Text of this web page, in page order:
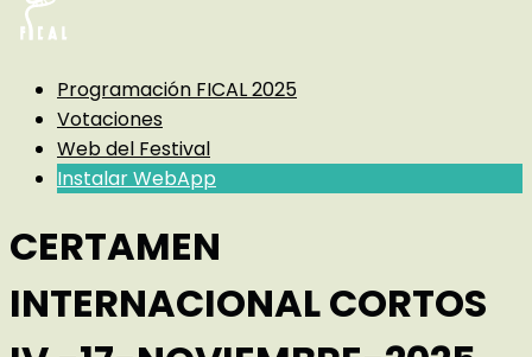
Programación FICAL 2025
Votaciones
Web del Festival
Instalar WebApp
CERTAMEN
INTERNACIONAL CORTOS